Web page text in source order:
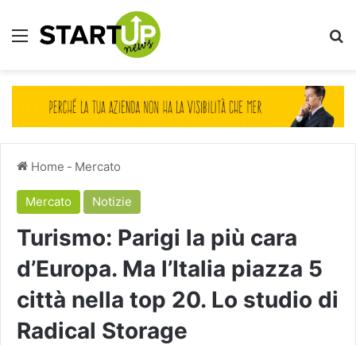
Menu
Home - Mercato
Mercato Notizie
Turismo: Parigi la più cara
d’Europa. Ma l’Italia piazza 5
città nella top 20. Lo studio di
Radical Storage